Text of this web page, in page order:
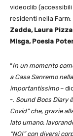
videoclib
residenti nella Farm:
Zedda, Laura
Misga, Poesia
“In un momento
a Casa Sanremo
importantissimo–
-. Sound Bocs Diary
Covid” che, grazie
lato umano,
“NOI” con diversi